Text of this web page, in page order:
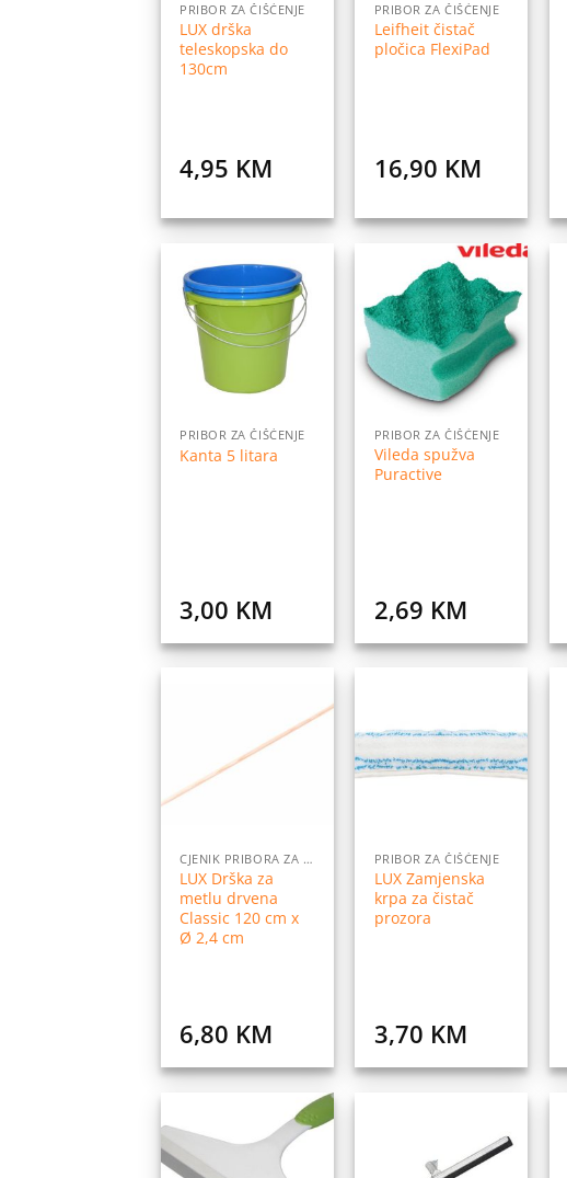
PRIBOR ZA ČIŠĆENJE
LUX drška
teleskopska do
130cm
4,95 KM
PRIBOR ZA ČIŠĆENJE
Leifheit čistač
pločica FlexiPad
16,90 KM
Dodaj
na
listu
želja
PRIBOR ZA ČIŠĆENJE
Kanta 5 litara
3,00 KM
Dodaj
na
listu
želja
PRIBOR ZA ČIŠĆENJE
Vileda spužva
Puractive
2,69 KM
Dodaj
CJENIK PRIBORA ZA DOM
LUX Drška za
metlu drvena
Classic 120 cm x
Ø 2,4 cm
6,80 KM
Dodaj
listu
želja
PRIBOR ZA ČIŠĆENJE
LUX Zamjenska
krpa za čistač
prozora
3,70 KM
Dodaj
Dodaj